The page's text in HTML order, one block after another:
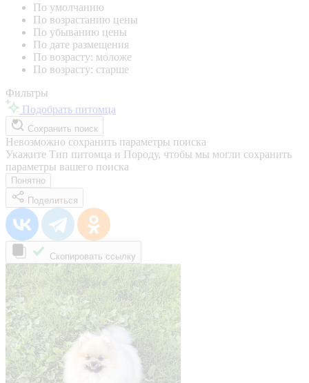
По умолчанию
По возрастанию цены
По убыванию цены
По дате размещения
По возрасту: моложе
По возрасту: старше
Фильтры
Подобрать питомца
Сохранить поиск
Невозможно сохранить параметры поиска
Укажите Тип питомца и Породу, чтобы мы могли сохранить
параметры вашего поиска
Понятно
Поделиться
Скопировать ссылку